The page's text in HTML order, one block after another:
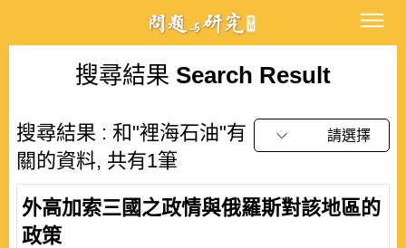
搜尋結果 Search Result
搜尋結果 : 和"裡海石油"有
關的資料, 共有1筆
請選擇
外高加索三國之政情與俄羅斯對該地區的
政策